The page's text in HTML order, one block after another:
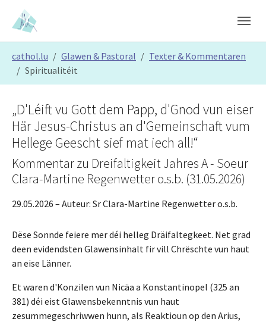
Skip to main content
Skip to page footer
cathol.lu Glawen & Pastoral
Texter & Kommentaren
Spiritualitéit
„D'Léift vu Gott dem Papp, d'Gnod vun eiser
Här Jesus-Christus an d'Gemeinschaft vum
Hellege Geescht sief mat iech all!“
Kommentar zu Dreifaltigkeit Jahres A - Soeur
Clara-Martine Regenwetter o.s.b. (31.05.2026)
29.05.2026 – Auteur: Sr Clara-Martine Regenwetter o.s.b.
Dëse Sonnde feiere mer déi helleg Dräifaltegkeet. Net grad
deen evidendsten Glawensinhalt fir vill Chrëschte vun haut
an eise Länner.
Et waren d'Konzilen vun Nicäa a Konstantinopel (325 an
381) déi eist Glawensbekenntnis vun haut
zesummegeschriwwen hunn, als Reaktioun op den Arius,